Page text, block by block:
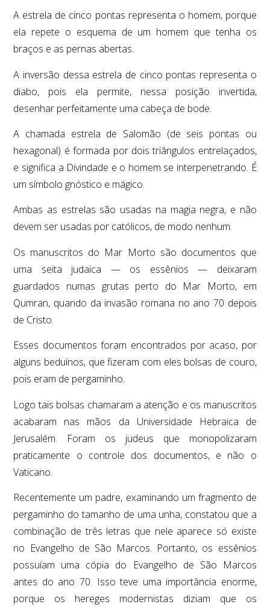
A estrela de cinco pontas representa o homem, porque
ela repete o esquema de um homem que tenha os
braços e as pernas abertas.
A inversão dessa estrela de cinco pontas representa o
diabo, pois ela permite, nessa posição invertida,
desenhar perfeitamente uma cabeça de bode.
A chamada estrela de Salomão (de seis pontas ou
hexagonal) é formada por dois triângulos entrelaçados,
e significa a Divindade e o homem se interpenetrando. É
um símbolo gnóstico e mágico.
Ambas as estrelas são usadas na magia negra, e não
devem ser usadas por católicos, de modo nenhum.
Os manuscritos do Mar Morto são documentos que
uma seita judaica — os essênios — deixaram
guardados numas grutas perto do Mar Morto, em
Qumran, quando da invasão romana no ano 70 depois
de Cristo.
Esses documentos foram encontrados por acaso, por
alguns beduínos, que fizeram com eles bolsas de couro,
pois eram de pergaminho.
Logo tais bolsas chamaram a atenção e os manuscritos
acabaram nas mãos da Universidade Hebraica de
Jerusalém. Foram os judeus que monopolizaram
praticamente o controle dos documentos, e não o
Vaticano.
Recentemente um padre, examinando um fragmento de
pergaminho do tamanho de uma unha, constatou que a
combinação de três letras que nele aparece só existe
no Evangelho de São Marcos. Portanto, os essênios
possuíam uma cópia do Evangelho de São Marcos
antes do ano 70. Isso teve uma importância enorme,
porque os hereges modernistas diziam que os